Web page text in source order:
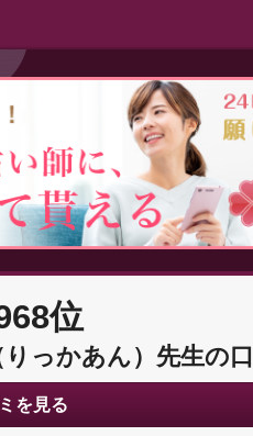
位
っかあん）先生の
を見る